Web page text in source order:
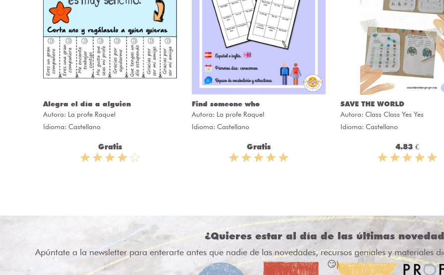
Alegra el día a alguien
Autora: La profe Raquel
Idioma: Castellano
Gratis
Find someone who
Autora: La profe Raquel
Idioma: Castellano
Gratis
SAVE THE WORLD
Autora: Class Class Yes Yes
Idioma: Castellano
4.83 €
¿Quieres estar al día de las últimas
Apúntate a la newsletter para enterarte antes que nadie de las novedades, recursos geniales y materiales
😏)